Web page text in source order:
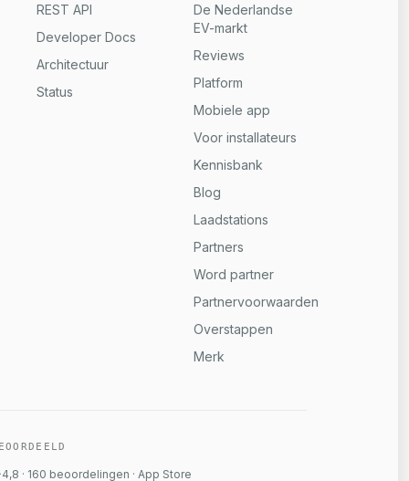
REST API
Developer Docs
Architectuur
Status
De Nederlandse
EV-markt
Reviews
Platform
Mobiele app
Voor installateurs
Kennisbank
Blog
Laadstations
Partners
Word partner
Partnervoorwaarden
Overstappen
Merk
4,8 · 160 beoordelingen ·App Store